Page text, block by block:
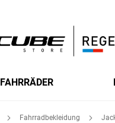
FAHRRÄDER
Fahrradbekleidung